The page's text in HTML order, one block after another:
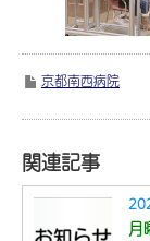
京都南西病院
関連記事
月